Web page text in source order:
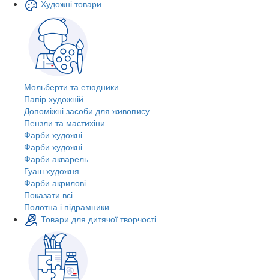
Художні товари
Мольберти та етюдники
Папір художній
Допоміжні засоби для живопису
Пензли та мастихіни
Фарби художні
Фарби художні
Фарби акварель
Гуаш художня
Фарби акрилові
Показати всі
Полотна і підрамники
Товари для дитячої творчості